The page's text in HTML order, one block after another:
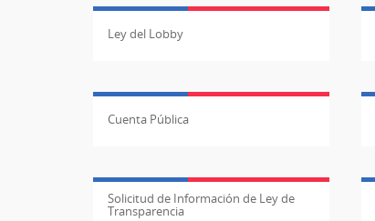
Ley del Lobby
Cuenta Pública
Solicitud de Información de Ley de
Transparencia